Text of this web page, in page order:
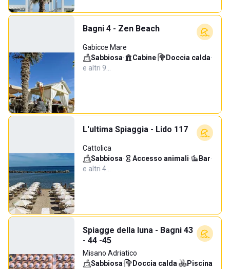
Bagni 4 - Zen Beach
Gabicce Mare
Sabbiosa· Cabine· Doccia calda·
e altri 9…
L'ultima Spiaggia - Lido 117
Cattolica
Sabbiosa· Accesso animali· Bar·
e altri 4…
Spiagge della luna - Bagni 43
- 44 -45
Misano Adriatico
Sabbiosa· Doccia calda·
Piscina